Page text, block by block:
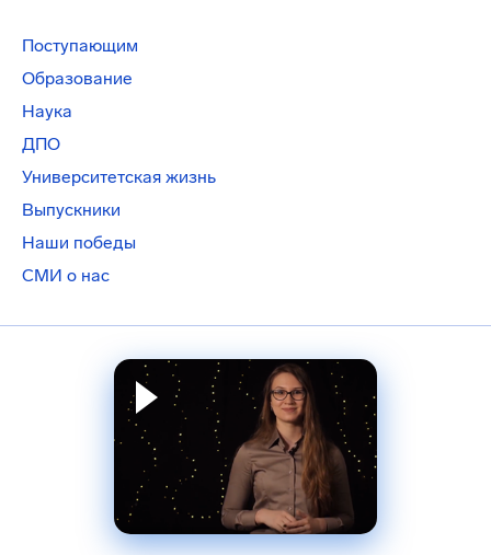
Поступающим
Образование
Наука
ДПО
Университетская жизнь
Выпускники
Наши победы
СМИ о нас